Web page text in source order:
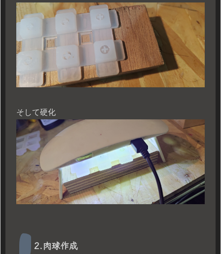
そして硬化
2.肉球作成